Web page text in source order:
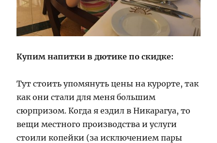
Купим напитки в дютике по скидке:
Тут стоить упомянуть цены на курорте, так
как они стали для меня большим
сюрпризом. Когда я ездил в Никарагуа, то
вещи местного производства и услуги
стоили копейки (за исключением пары